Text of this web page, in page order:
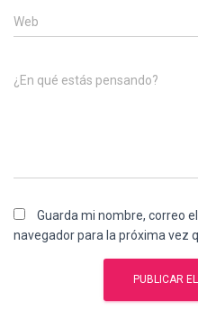
Web
¿En qué estás pensando?
Guarda mi nombre, correo
navegador para la próxima vez